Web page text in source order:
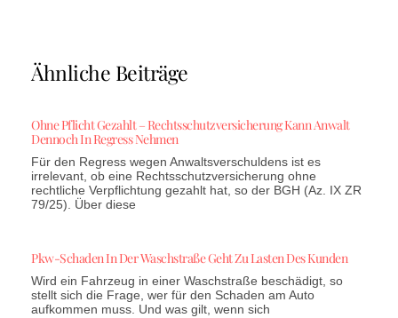
Ähnliche Beiträge
Ohne Pflicht Gezahlt – Rechtsschutzversicherung Kann Anwalt
Dennoch In Regress Nehmen
Für den Regress wegen Anwaltsverschuldens ist es
irrelevant, ob eine Rechtsschutzversicherung ohne
rechtliche Verpflichtung gezahlt hat, so der BGH (Az. IX ZR
79/25). Über diese
Pkw-Schaden In Der Waschstraße Geht Zu Lasten Des Kunden
Wird ein Fahrzeug in einer Waschstraße beschädigt, so
stellt sich die Frage, wer für den Schaden am Auto
aufkommen muss. Und was gilt, wenn sich